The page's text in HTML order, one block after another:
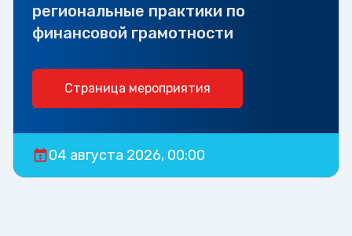
региональные практики по
финансовой грамотности
Страница мероприятия
04 августа 2026, 00:00